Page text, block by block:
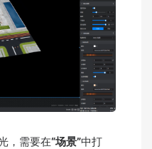
，需要在“场景”中打